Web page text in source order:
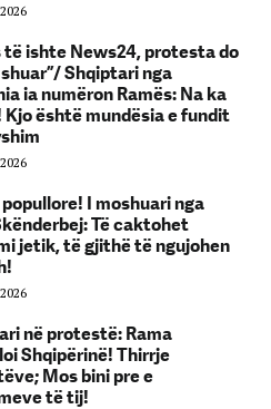
të ishte News24, protesta do
Shqiptari nga
ia numëron Ramës: Na ka
Kjo është mundësia e fundit
I moshuari nga
Të caktohet
jetik, të gjithë të ngujohen
në protestë: Rama
Shqipërinë! Thirrje
Mos bini pre e
të tij!